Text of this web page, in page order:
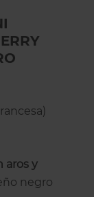
aros y
negro